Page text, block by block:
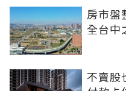
房市
全台中
不賣股